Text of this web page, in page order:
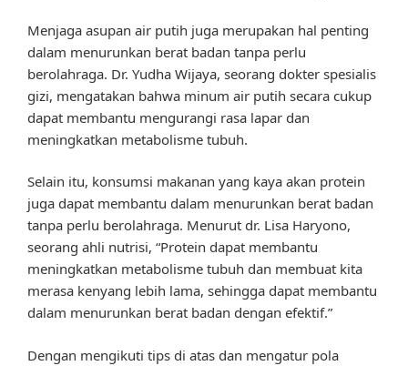
Menjaga asupan air putih juga merupakan hal penting
dalam menurunkan berat badan tanpa perlu
berolahraga. Dr. Yudha Wijaya, seorang dokter spesialis
gizi, mengatakan bahwa minum air putih secara cukup
dapat membantu mengurangi rasa lapar dan
meningkatkan metabolisme tubuh.
Selain itu, konsumsi makanan yang kaya akan protein
juga dapat membantu dalam menurunkan berat badan
tanpa perlu berolahraga. Menurut dr. Lisa Haryono,
seorang ahli nutrisi, “Protein dapat membantu
meningkatkan metabolisme tubuh dan membuat kita
merasa kenyang lebih lama, sehingga dapat membantu
dalam menurunkan berat badan dengan efektif.”
Dengan mengikuti tips di atas dan mengatur pola